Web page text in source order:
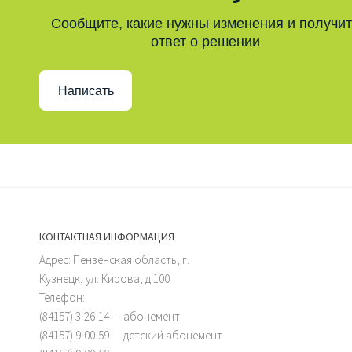
Сообщите, какие нужны изменения и
ответ о решении
Написать
КОНТАКТНАЯ ИНФОРМАЦИЯ
Адрес: Пензенская область, г.
Кузнецк, ул. Кирова, д.100
Телефон:
(84157) 3-26-14 — абонемент
(84157) 9-00-59 — детский абонемент